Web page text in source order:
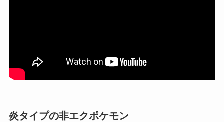
炎タイプの非エクポケモン